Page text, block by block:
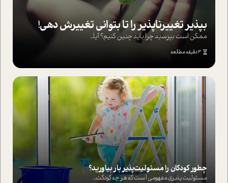
بپذير تغييرناپذير را تا بتواني تغييرش دهي!‏
ممکن است بپرسيد چرا بايد چنين کنيم؟ آيا...
3 دقیقه مطالعه
چطور کودکان را مسئولیت‌پذیر بار بیاورید؟
مسئولیت پذیری مفهومی ا ست که هر چه کودکت...